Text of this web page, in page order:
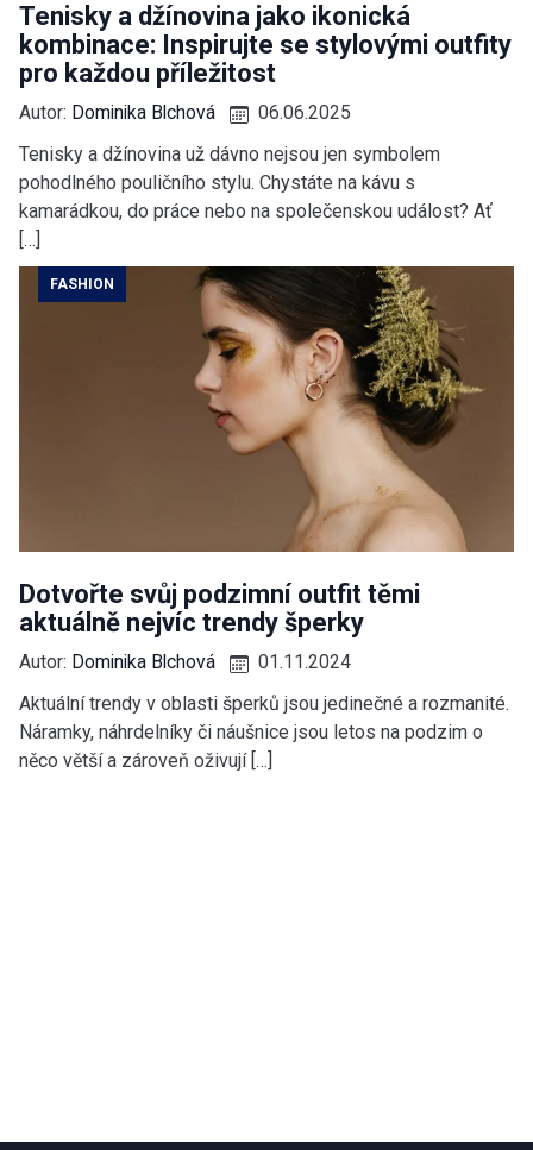
Tenisky a džínovina jako ikonická
kombinace: Inspirujte se stylovými outfity
pro každou příležitost
Autor: Dominika Blchová
06.06.2025
Tenisky a džínovina už dávno nejsou jen symbolem
pohodlného pouličního stylu. Chystáte na kávu s
kamarádkou, do práce nebo na společenskou událost? Ať
[…]
FASHION
Dotvořte svůj podzimní outfit těmi
aktuálně nejvíc trendy šperky
Autor: Dominika Blchová
01.11.2024
Aktuální trendy v oblasti šperků jsou jedinečné a rozmanité.
Náramky, náhrdelníky či náušnice jsou letos na podzim o
něco větší a zároveň oživují […]